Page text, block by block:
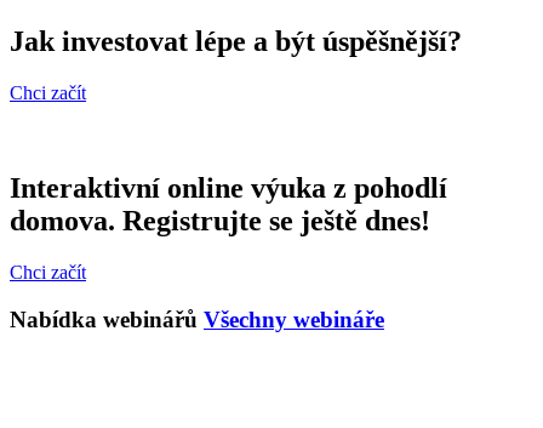
Jak investovat lépe a být úspěšnější?
Chci začít
Interaktivní online výuka z pohodlí
domova. Registrujte se ještě dnes!
Chci začít
Nabídka webinářů Všechny webináře